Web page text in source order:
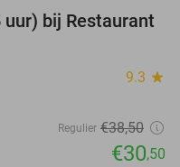
21%
uur) bij Restaurant
9.3 star
Regulier €38,50
€30,50